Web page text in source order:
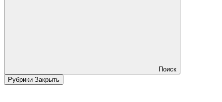
Поиск
Рубрики Закрыть